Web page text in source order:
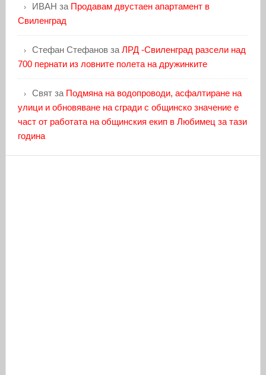
ИВАН за Продавам двустаен апартамент в
Свиленград
Стефан Стефановза ЛРД -Свиленград разсели над
700 пернати из ловните полета на дружинките
Святза Подмяна на водопроводи, асфалтиране на
улици и обновяване на сгради с общинско значение е
част от работата на общинския екип в Любимец за тази
година